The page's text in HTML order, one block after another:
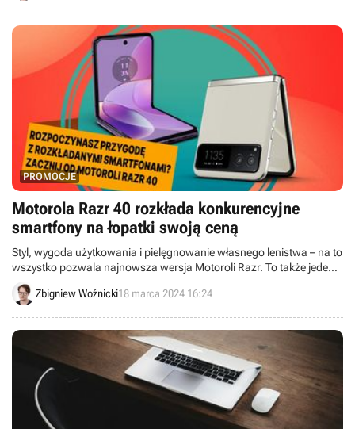
PROMOCJE
Motorola Razr 40 rozkłada konkurencyjne
smartfony na łopatki swoją ceną
Styl, wygoda użytkowania i pielęgnowanie własnego lenistwa – na to
wszystko pozwala najnowsza wersja Motoroli Razr. To także jeden z
najtańszych składanych smartfonów na rynku, warty swojej ceny.
Zbigniew Woźnicki18 marca 2024 16:24